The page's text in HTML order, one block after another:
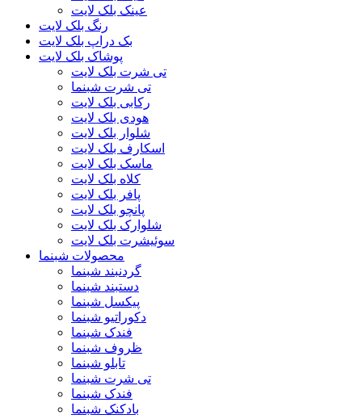
عینک بلک لایت
رنگ بلک لایت
بک دراپ بلک لایت
پوشاک بلک لایت
تی شرت بلک لایت
تی شرت شبنما
رکابی بلک لایت
هودی بلک لایت
شلوار بلک لایت
اسکارف بلک لایت
ماسک بلک لایت
کلاه بلک لایت
پافر بلک لایت
پانچو بلک لایت
شلوارک بلک لایت
سوئیشرت بلک لایت
محصولات شبنما
گردنبند شبنما
دستبند شبنما
پیکسل شبنما
دکوراتیو شبنما
فندک شبنما
ظروف شبنما
تابلو شبنما
تی شرت شبنما
فندک شبنما
بادکنک شبنما